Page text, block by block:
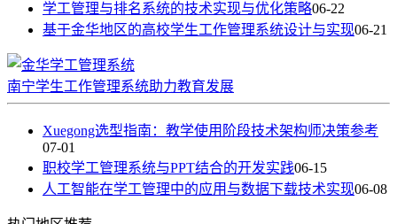
学工管理与排名系统的技术实现与优化策略06-22
基于金华地区的高校学生工作管理系统设计与实现06-21
南宁学生工作管理系统助力教育发展
Xuegong选型指南：教学使用阶段技术架构师决策参考
07-01
职校学工管理系统与PPT结合的开发实践06-15
人工智能在学工管理中的应用与数据下载技术实现06-08